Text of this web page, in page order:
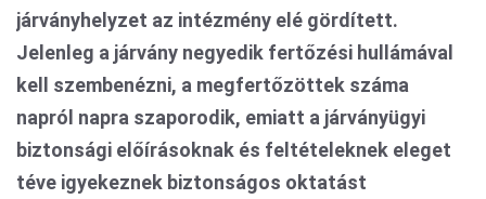
járványhelyzet az intézmény elé gördített.
Jelenleg a járvány negyedik fertőzési hullámával
kell szembenézni, a megfertőzöttek száma
napról napra szaporodik, emiatt a járványügyi
biztonsági előírásoknak és feltételeknek eleget
téve igyekeznek biztonságos oktatást